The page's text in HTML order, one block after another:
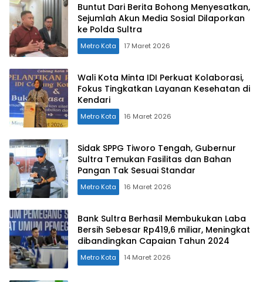
Buntut Dari Berita Bohong Menyesatkan,
Sejumlah Akun Media Sosial Dilaporkan
ke Polda Sultra
Metro Kota 17 Maret 2026
Wali Kota Minta IDI Perkuat Kolaborasi,
Fokus Tingkatkan Layanan Kesehatan di
Kendari
Metro Kota 16 Maret 2026
Sidak SPPG Tiworo Tengah, Gubernur
Sultra Temukan Fasilitas dan Bahan
Pangan Tak Sesuai Standar
Metro Kota 16 Maret 2026
Bank Sultra Berhasil Membukukan Laba
Bersih Sebesar Rp419,6 miliar, Meningkat
dibandingkan Capaian Tahun 2024
Metro Kota 14 Maret 2026